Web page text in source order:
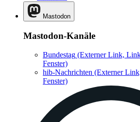
Mastodon
Mastodon-Kanäle
Bundestag (Externer Link,
Fenster)
hib-Nachrichten (Externer
Fenster)